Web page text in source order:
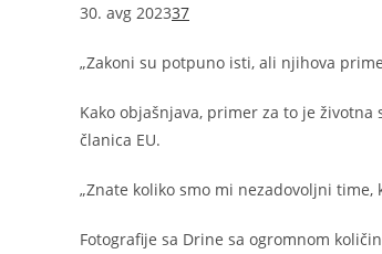
30. avg 202337
„Zakoni su potpuno isti, ali njihova
Kako objašnjava, primer za to je
članica EU.
„Znate koliko smo mi nezadovoljni
Fotografije sa Drine sa ogromnom